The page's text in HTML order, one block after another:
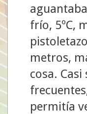
frío, 5ºC,
metros,
cosa.
permitía